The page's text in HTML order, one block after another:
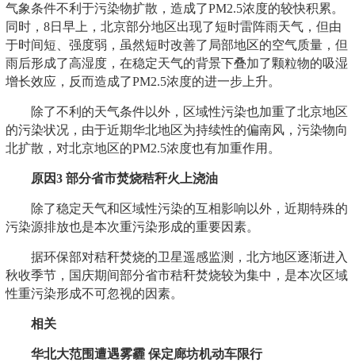
气象条件不利于污染物扩散，造成了PM2.5浓度的较快积累。
同时，8日早上，北京部分地区出现了短时雷阵雨天气，但由
于时间短、强度弱，虽然短时改善了局部地区的空气质量，但
雨后形成了高湿度，在稳定天气的背景下叠加了颗粒物的吸湿
增长效应，反而造成了PM2.5浓度的进一步上升。
除了不利的天气条件以外，区域性污染也加重了北京地区
的污染状况，由于近期华北地区为持续性的偏南风，污染物向
北扩散，对北京地区的PM2.5浓度也有加重作用。
原因3 部分省市焚烧秸秆火上浇油
除了稳定天气和区域性污染的互相影响以外，近期特殊的
污染源排放也是本次重污染形成的重要因素。
据环保部对秸秆焚烧的卫星遥感监测，北方地区逐渐进入
秋收季节，国庆期间部分省市秸秆焚烧较为集中，是本次区域
性重污染形成不可忽视的因素。
相关
华北大范围遭遇雾霾 保定廊坊机动车限行